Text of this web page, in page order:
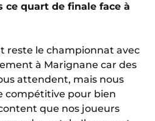
ce quart de finale face à
reste le championnat avec
à Marignane car des
attendent, mais nous
compétitive pour bien
que nos joueurs